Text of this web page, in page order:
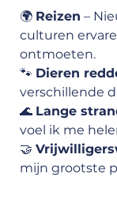
🌍 Reizen –
culturen
ontmoeten.
🐾 Dieren
verschillende
🌊 Lange
voel ik me
🤝
mijn grootste